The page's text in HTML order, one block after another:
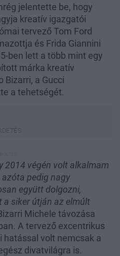
jelentette be, hogy
kreatív igazgatói
tervező Tom Ford
és Frida Giannini
ben lett a több mint egy
márka kreatív
Bizarri, a Gucci
a tehetségét.
2014 végén volt alkalmam
pedig nagy
együtt dolgozni,
a siker útján az elmúlt
Michele távozása
A tervező excentrikus
hatással volt nemcsak a
divatvilágra is.